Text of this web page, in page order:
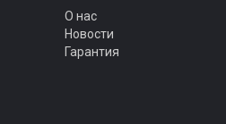
О нас
Новости
Гарантия